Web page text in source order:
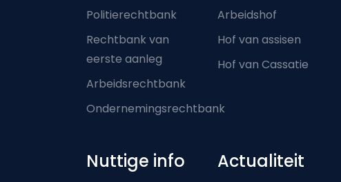
Politierechtbank
Rechtbank van
eerste aanleg
Arbeidsrechtbank
Ondernemingsrechtbank
Arbeidshof
Hof van assisen
Hof van Cassatie
Nuttige info Actualiteit